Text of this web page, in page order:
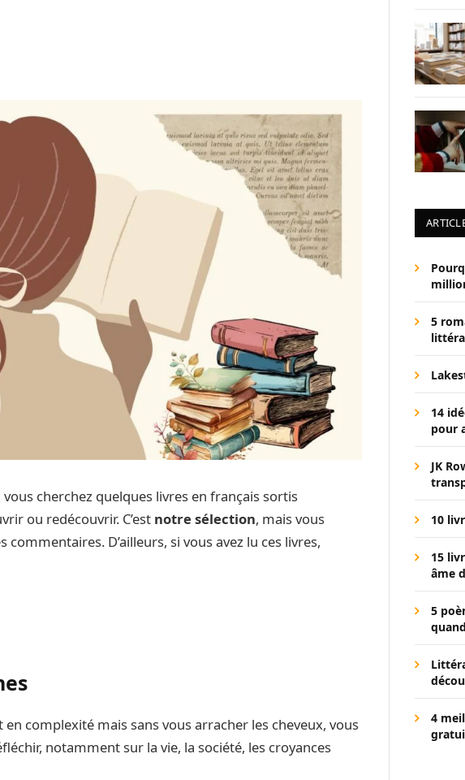
cherchez quelques livres en français sortis
ou redécouvrir. C’est notre sélection, mais vous
D’ailleurs, si vous avez lu ces livres,
complexité mais sans vous arracher les cheveux, vous
notamment sur la vie, la société, les croyances
5
14
pour
JK
10
15
âme
5
4